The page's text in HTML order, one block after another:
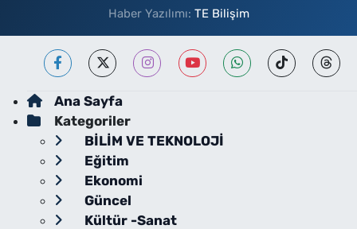
Haber Yazılımı: TE Bilişim
Ana Sayfa
Kategoriler
BİLİM VE TEKNOLOJİ
Eğitim
Ekonomi
Güncel
Kültür -Sanat